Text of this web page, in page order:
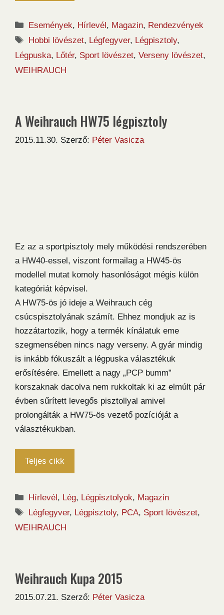
Kategória
Események, Hírlevél, Magazin, Rendezvények
Címkék
Hobbi lövészet, Légfegyver, Légpisztoly,
Légpuska, Lőtér, Sport lövészet, Verseny lövészet,
WEIHRAUCH
A Weihrauch HW75 légpisztoly
2015.11.30. Szerző: Péter Vasicza
Ez az a sportpisztoly mely működési rendszerében
a HW40-essel, viszont formailag a HW45-ös
modellel mutat komoly hasonlóságot mégis külön
kategóriát képvisel.
A HW75-ös jó ideje a Weihrauch cég
csúcspisztolyának számít. Ehhez mondjuk az is
hozzátartozik, hogy a termék kínálatuk eme
szegmensében nincs nagy verseny. A gyár mindig
is inkább fókuszált a légpuska választékuk
erősítésére. Emellett a nagy „PCP bumm”
korszaknak dacolva nem rukkoltak ki az elmúlt pár
évben sűrített levegős pisztollyal amivel
prolongálták a HW75-ös vezető pozícióját a
választékukban.
Teljes cikk
Kategória
Hírlevél, Lég, Légpisztolyok, Magazin
Címkék
Légfegyver, Légpisztoly, PCA, Sport lövészet,
WEIHRAUCH
Weihrauch Kupa 2015
2015.07.21. Szerző: Péter Vasicza